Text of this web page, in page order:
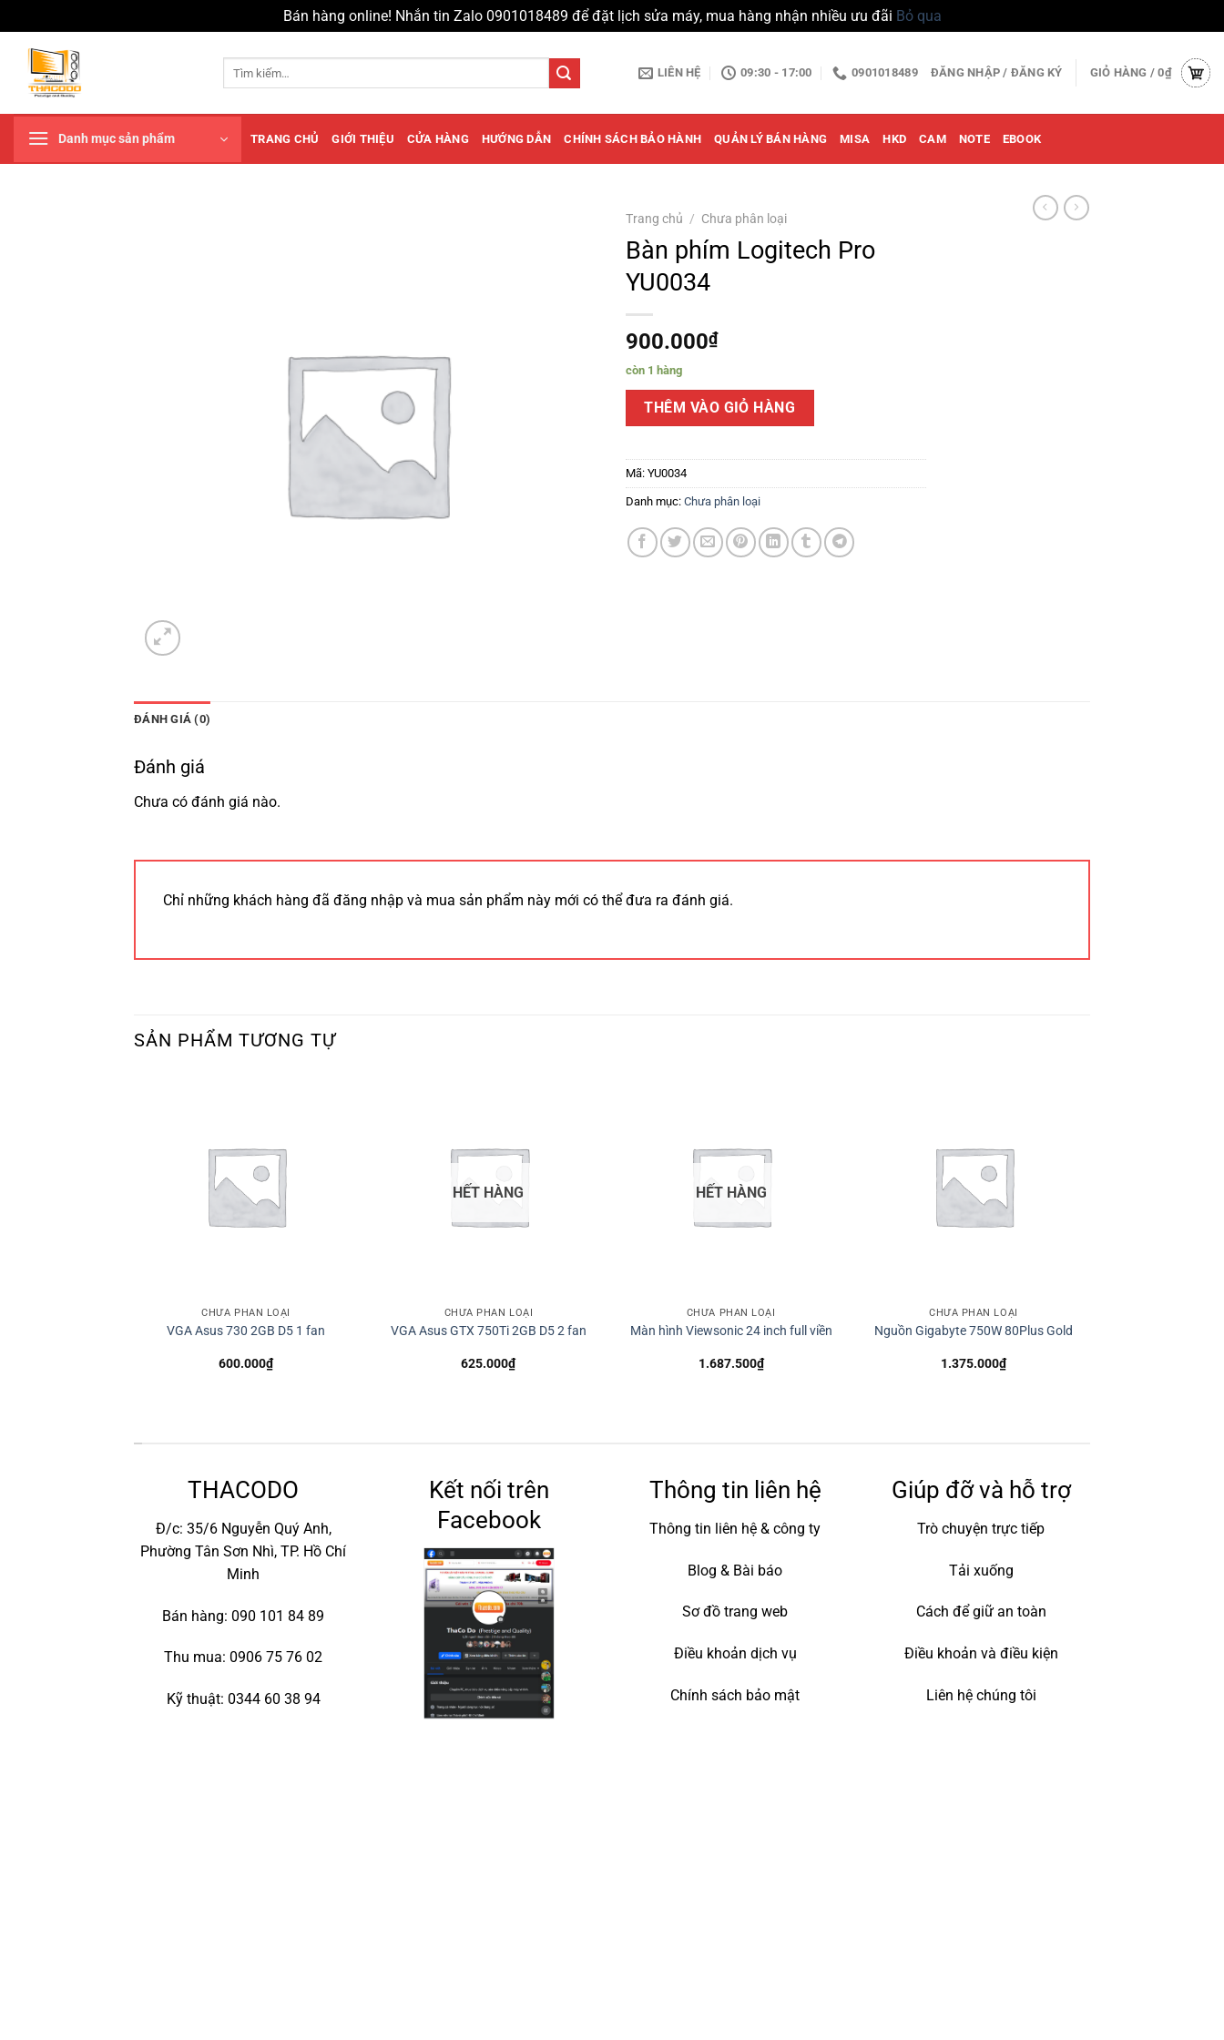
Bán hàng online! Nhắn tin Zalo 0901018489 để đặt lịch sửa máy, mua hàng nhận nhiều ưu đãi Bỏ qua
dung
Tìm
LIÊN HỆ 09:30 - 17:00 0901018489 ĐĂNG NHẬP / ĐĂNG KÝ GIỎ HÀNG /0₫
Danh mục sản phẩm TRANG CHỦ GIỚI THIỆU CỬA HÀNG HƯỚNG DẪN CHÍNH SÁCH BẢO HÀNH QUẢN LÝ BÁN HÀNG MISA HKD CAM NOTE EBOOK
Trang chủ / Chưa phân loại
Bàn phím Logitech Pro
YU0034
900.000₫
còn 1 hàng
THÊM VÀO GIỎ HÀNG
Mã: YU0034
Danh mục: Chưa phân loại
ĐÁNH GIÁ (0)
Đánh giá
Chưa có đánh giá nào.
Chỉ những khách hàng đã đăng nhập và mua sản phẩm này mới có thể đưa ra đánh giá.
SẢN PHẨM TƯƠNG TỰ
CHƯA PHÂN LOẠI
VGA Asus 730 2GB D5 1 fan
600.000₫
HẾT HÀNG
CHƯA PHÂN LOẠI
VGA Asus GTX 750Ti 2GB D5 2 fan
625.000₫
HẾT HÀNG
CHƯA PHÂN LOẠI
Màn hình Viewsonic 24 inch full viền
1.687.500₫
CHƯA PHÂN LOẠI
Nguồn Gigabyte 750W 80Plus Gold
1.375.000₫
THACODO
Đ/c: 35/6 Nguyễn Quý Anh,
Phường Tân Sơn Nhì, TP. Hồ Chí
Minh
Bán hàng: 090 101 84 89
Thu mua: 0906 75 76 02
Kỹ thuật: 0344 60 38 94
Kết nối trên
Facebook
Thông tin liên hệ
Thông tin liên hệ & công ty
Blog & Bài báo
Sơ đồ trang web
Điều khoản dịch vụ
Chính sách bảo mật
Giúp đỡ và hỗ trợ
Trò chuyện trực tiếp
Tải xuống
Cách để giữ an toàn
Điều khoản và điều kiện
Liên hệ chúng tôi